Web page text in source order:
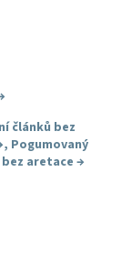
článků bez
, Pogumovaný
aretace →